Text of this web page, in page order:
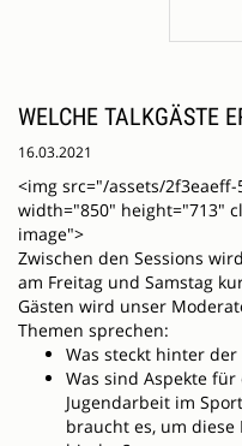
WELCHE TALKGÄSTE
16.03.2021
<img src="/assets/
width="850" height="713"
image">
Zwischen den Sessions
am Freitag und Samstag
Gästen wird unser
Themen sprechen:
Was steckt hinter
Was sind Aspekte
Jugendarbeit im
braucht es, um